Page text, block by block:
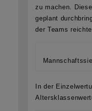
zu machen.
geplant
der Teams
In der